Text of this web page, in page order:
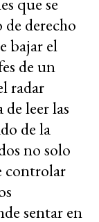
derecho
bajar el
de un
radar
leer las
de la
no solo
controlar
sentar en